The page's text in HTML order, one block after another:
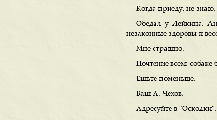
Когда приеду, не знаю.
Обедал у Лейкина.
незаконные здоровы и
Мне страшно.
Почтение всем:
Ешьте поменьше.
Ваш А. Чехов.
Адресуйте в "Осколки".